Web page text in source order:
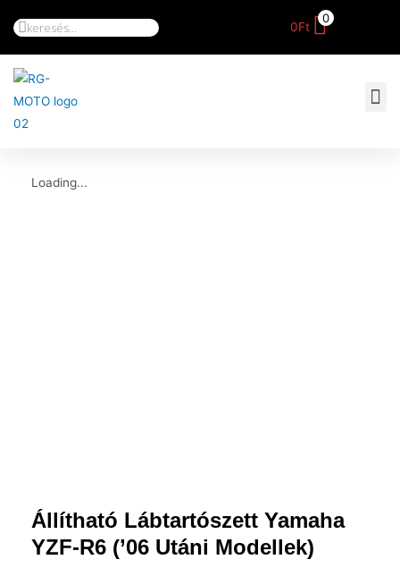
0Ft
0
Loading...
Állítható Lábtartószett Yamaha
YZF-R6 (’06 Utáni Modellek)